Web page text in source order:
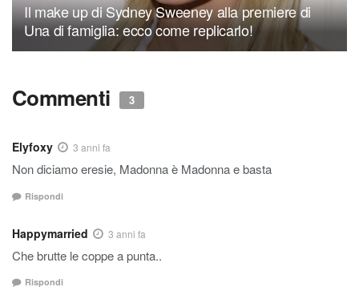
Il make up di Sydney Sweeney alla premiere di
Una di famiglia: ecco come replicarlo!
Commenti 3
Elyfoxy 3 anni fa
Non diciamo eresie, Madonna è Madonna e basta
Rispondi
Happymarried 3 anni fa
Che brutte le coppe a punta..
Rispondi